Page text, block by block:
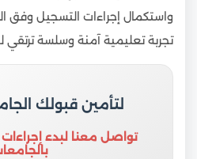
واستكمال إجراءات التسجيل وفق
تجربة تعليمية آمنة وسلسة
لتأمين قبولك
تواصل معنا لبدء